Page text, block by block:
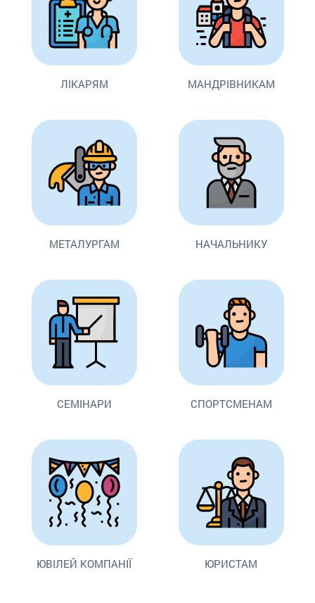
ЛІКАРЯМ МАНДРІВНИКАМ
МЕТАЛУРГАМ НАЧАЛЬНИКУ
СЕМІНАРИ СПОРТСМЕНАМ
ЮВІЛЕЙ КОМПАНІЇ ЮРИСТАМ